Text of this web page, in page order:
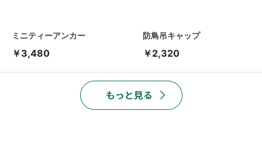
ミニティーアンカー
￥3,480
防鳥吊キャップ
￥2,320